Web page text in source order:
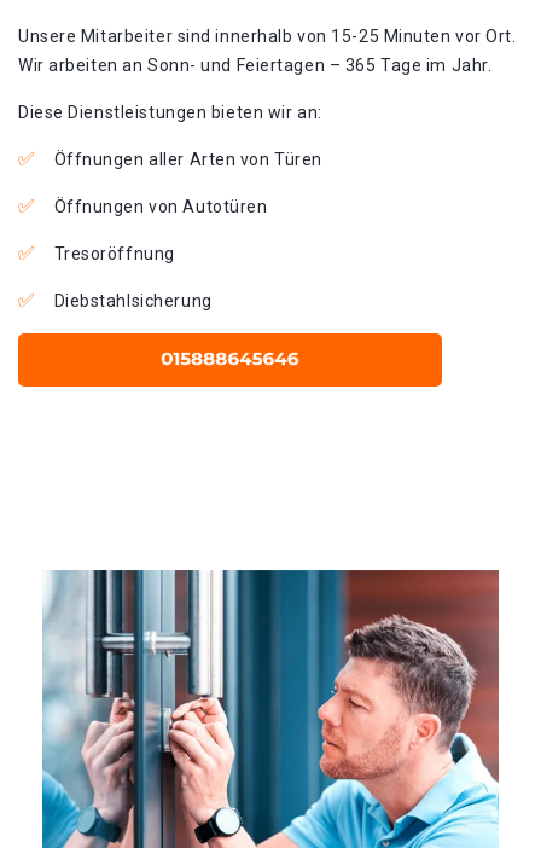
Unsere Mitarbeiter sind innerhalb von 15-25 Minuten vor Ort.
Wir arbeiten an Sonn- und Feiertagen – 365 Tage im Jahr.
Diese Dienstleistungen bieten wir an:
Öffnungen aller Arten von Türen
Öffnungen von Autotüren
Tresoröffnung
Diebstahlsicherung